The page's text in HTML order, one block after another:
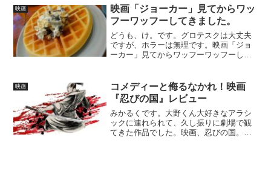
ーク的な作品ではなかった何日目だった
かは覚え...
映画
映画「ジョーカー」見てからワッ
フーワッフーしてきました。
どうも、け。です。グロテスクは大丈夫
ですが、ホラーは無理です。映画「ジョ
ーカー」見てからワッフーワッフーして
ムレーズンチーズのワッフル。美味しか
ったなり！「ジ...
映画
コメディーと侮るなかれ！映画
『忍びの国』レビュー
みかるくです。大野くん大好きなアラシ
ックに連れられて、久し振りに劇場で観
てきた作品でした。映画、忍びの国。ネ